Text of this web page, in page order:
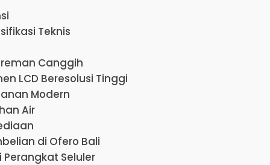
Teknis
Canggih
LCD Beresolusi Tinggi
Modern
Air
di Ofero Bali
Perangkat Seluler